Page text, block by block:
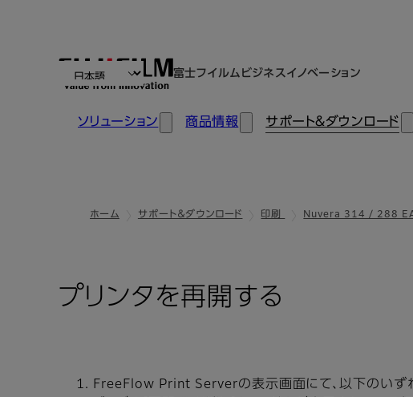
富士フイルムビジネスイノベーション
ソリューション 商品情報 サポート＆ダウンロード
ホーム サポート＆ダウンロード 印刷 Nuvera 314 / 288
プリンタを再開する
FreeFlow Print Serverの表示画面にて、以下のいずれ